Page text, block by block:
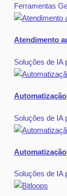
Ferramentas
Atendimento
Soluções de IA
Soluções de IA
Soluções de IA